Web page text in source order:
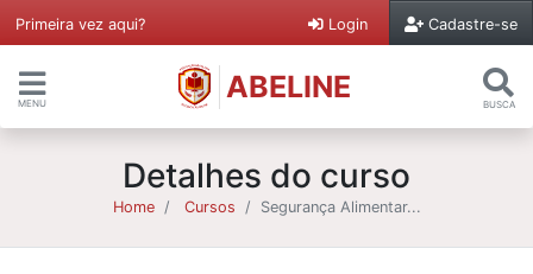
Primeira vez aqui? Login Cadastre-se
MENU ABELINE BUSCA
Detalhes do curso
Home Cursos Segurança Alimentar...